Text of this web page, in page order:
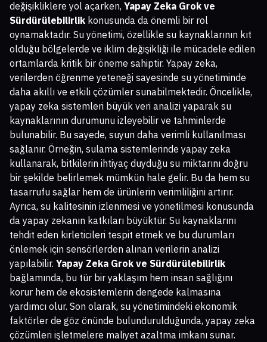
değişikliklere yol açarken, Yapay Zeka Grok ve
Sürdürülebilirlik konusunda da önemli bir rol
oynamaktadır. Su yönetimi, özellikle su kaynaklarının kıt
olduğu bölgelerde ve iklim değişikliği ile mücadele edilen
ortamlarda kritik bir öneme sahiptir. Yapay zeka,
verilerden öğrenme yeteneği sayesinde su yönetiminde
daha akıllı ve etkili çözümler sunabilmektedir. Öncelikle,
yapay zeka sistemleri büyük veri analizi yaparak su
kaynaklarının durumunu izleyebilir ve tahminlerde
bulunabilir. Bu sayede, suyun daha verimli kullanılması
sağlanır. Örneğin, sulama sistemlerinde yapay zeka
kullanarak, bitkilerin ihtiyaç duyduğu su miktarını doğru
bir şekilde belirlemek mümkün hale gelir. Bu da hem su
tasarrufu sağlar hem de ürünlerin verimliliğini artırır.
Ayrıca, su kalitesinin izlenmesi ve yönetilmesi konusunda
da yapay zekanın katkıları büyüktür. Su kaynaklarını
tehdit eden kirleticileri tespit etmek ve bu durumları
önlemek için sensörlerden alınan verilerin analizi
yapılabilir. Yapay Zeka Grok ve Sürdürülebilirlik
bağlamında, bu tür bir yaklaşım hem insan sağlığını
korur hem de ekosistemlerin dengede kalmasına
yardımcı olur. Son olarak, su yönetimindeki ekonomik
faktörler de göz önünde bulundurulduğunda, yapay zeka
çözümleri işletmelere maliyet azaltma imkanı sunar.